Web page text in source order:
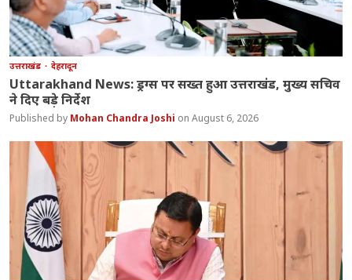
उत्तराखंड देहरादून
Uttarakhand News: ड्रग्स पर सख्त हुआ उत्तराखंड, मुख्य सचिव
ने दिए बड़े निर्देश
Mohan Chandra Joshi August 6, 2026